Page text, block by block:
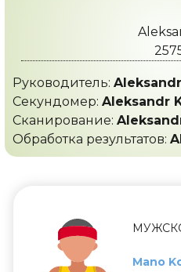
Mano
Руководитель:
Секундомер: Aleksandr
Сканирование:
Обработка результатов: